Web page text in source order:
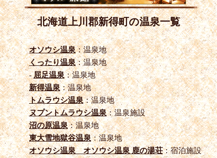
北海道上川郡新得町の温泉一覧
オソウシ温泉：温泉地
くったり温泉：温泉地
-屈足温泉：温泉地
新得温泉：温泉地
トムラウシ温泉：温泉地
ヌプントムラウシ温泉：温泉施設
沼の原温泉：温泉地
東大雪地獄谷温泉：温泉地
オソウシ温泉 オソウシ温泉 鹿の湯荘：宿泊施設